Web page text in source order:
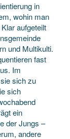
in
wohin man
aufgeteilt
und Multikulti.
fast
Im
sich zu
sich
ein
der Jungs –
andere